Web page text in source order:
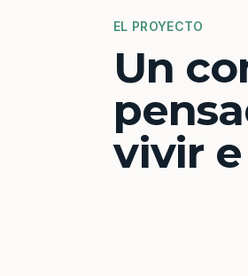
EL PROYECTO
Un
vivir